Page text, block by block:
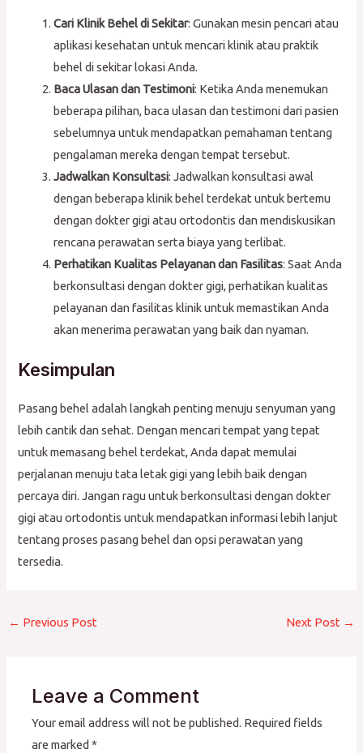
Cari Klinik Behel di Sekitar: Gunakan mesin pencari atau
aplikasi kesehatan untuk mencari klinik atau praktik
behel di sekitar lokasi Anda.
Baca Ulasan dan Testimoni: Ketika Anda menemukan
beberapa pilihan, baca ulasan dan testimoni dari pasien
sebelumnya untuk mendapatkan pemahaman tentang
pengalaman mereka dengan tempat tersebut.
Jadwalkan Konsultasi: Jadwalkan konsultasi awal
dengan beberapa klinik behel terdekat untuk bertemu
dengan dokter gigi atau ortodontis dan mendiskusikan
rencana perawatan serta biaya yang terlibat.
Perhatikan Kualitas Pelayanan dan Fasilitas: Saat Anda
berkonsultasi dengan dokter gigi, perhatikan kualitas
pelayanan dan fasilitas klinik untuk memastikan Anda
akan menerima perawatan yang baik dan nyaman.
Kesimpulan
Pasang behel adalah langkah penting menuju senyuman yang
lebih cantik dan sehat. Dengan mencari tempat yang tepat
untuk memasang behel terdekat, Anda dapat memulai
perjalanan menuju tata letak gigi yang lebih baik dengan
percaya diri. Jangan ragu untuk berkonsultasi dengan dokter
gigi atau ortodontis untuk mendapatkan informasi lebih lanjut
tentang proses pasang behel dan opsi perawatan yang
tersedia.
← Previous Post Next Post →
Leave a Comment
Your email address will not be published. Required fields
are marked*